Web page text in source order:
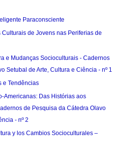
Paraconsciente
de Jovens nas Periferias de
e Mudanças Socioculturais - Cadernos
Setubal de Arte, Cultura e Ciência - nº 1
e Tendências
Americanas: Das Histórias aos
de Pesquisa da Cátedra Olavo
- nº 2
y los Cambios Socioculturales –